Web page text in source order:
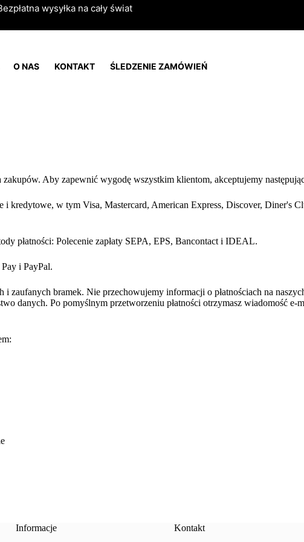
wysyłka na cały świat
O NAS KONTAKT ŚLEDZENIE ZAMÓWIEŃ
Aby zapewnić wygodę wszystkim klientom, akceptujemy
i kredytowe, w tym Visa, Mastercard, American Express, Discover, Diner's
płatności: Polecenie zapłaty SEPA, EPS, Bancontact i IDEAL.
i PayPal.
zaufanych bramek. Nie przechowujemy informacji o płatnościach na
danych. Po pomyślnym przetworzeniu płatności otrzymasz wiadomość e-
Informacje Kontakt